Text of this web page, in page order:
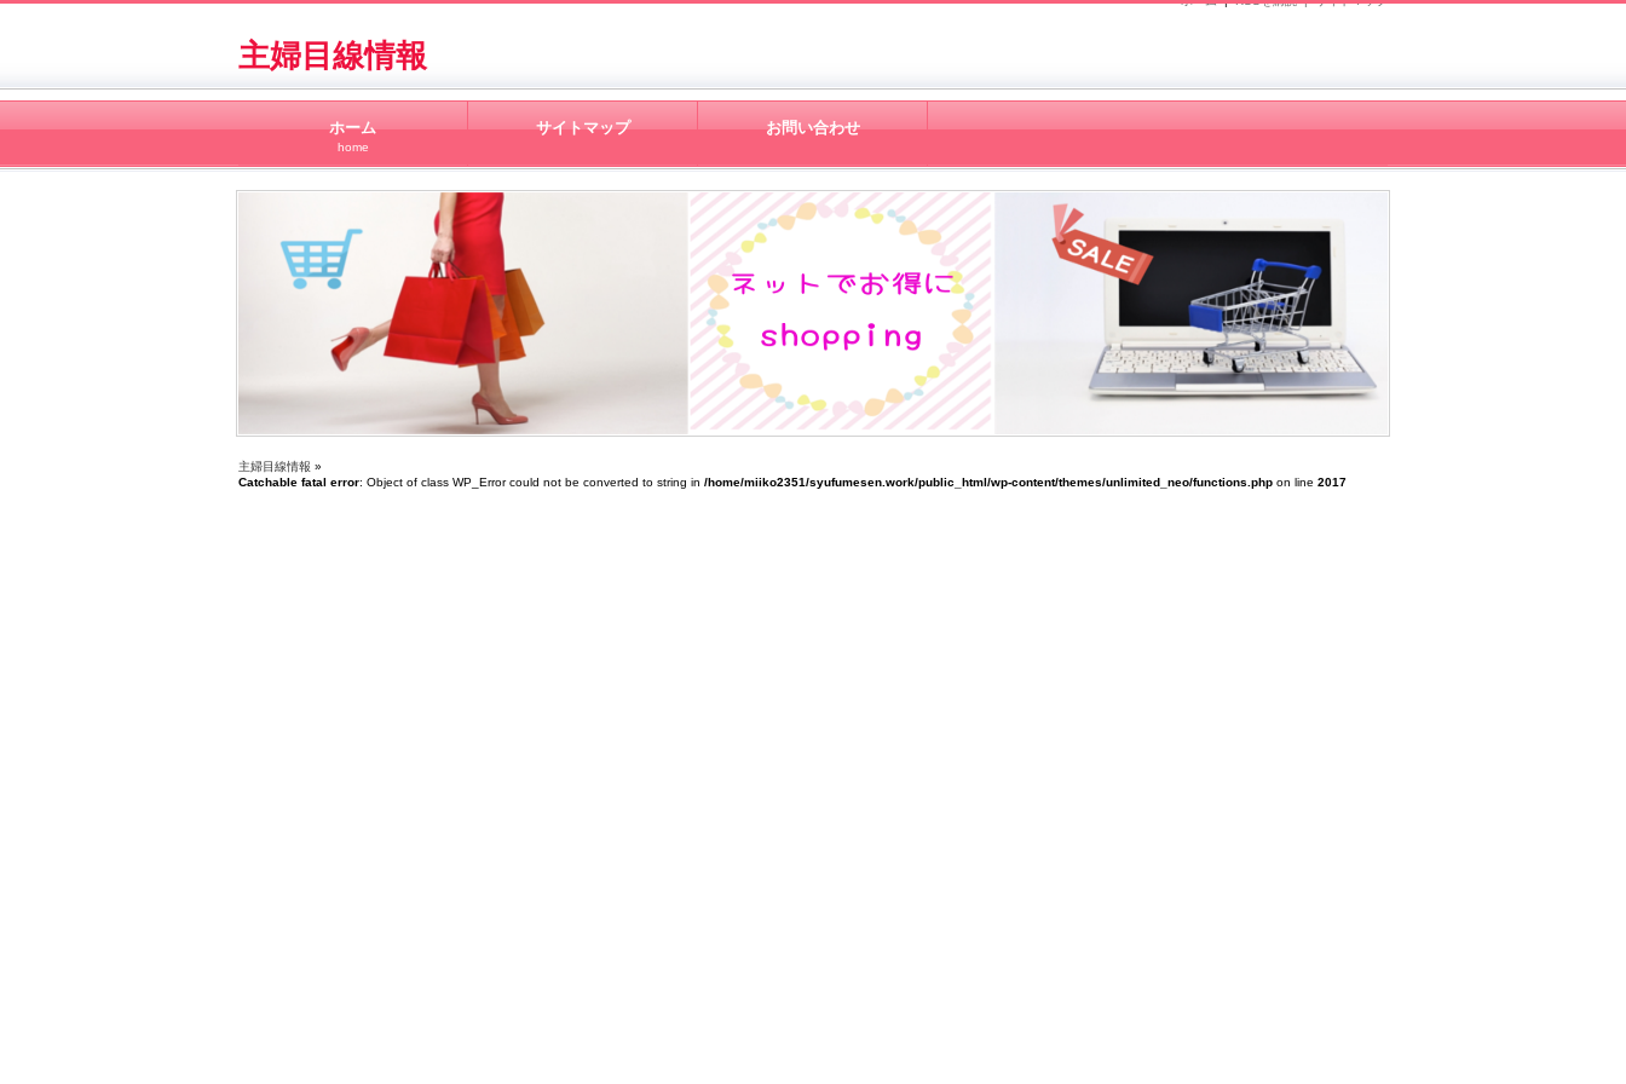
主婦目線情報
ホーム
home
サイトマップ お問い合わせ
主婦目線情報 »
Catchable fatal error: Object of class WP_Error could not be converted to string in /home/miiko2351/syufumesen.work/public_html/wp-content/themes/unlimited_neo/functions.php on line 2017